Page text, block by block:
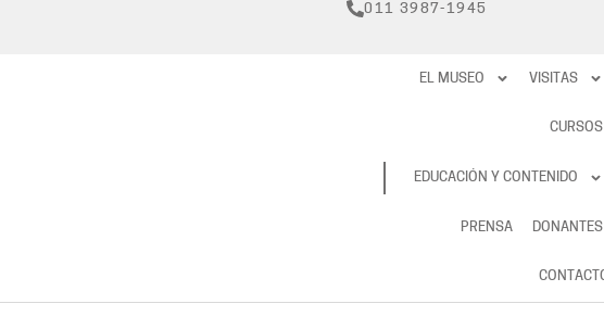
011 3987-1945
RESERVAS
EL MUSEO VISITAS
CURSOS
EDUCACIÓN Y CONTENIDO
PRENSA DONANTES